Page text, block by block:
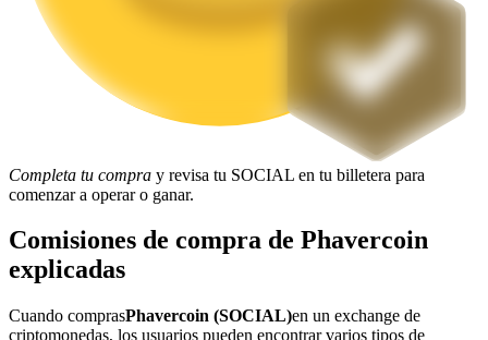
Launchpool
Participación flexible para ganar tokens populares
Bloqueos BTR
Inversiones exclusivas para titulares de BTR
Completa tu compra y revisa tu SOCIAL en tu billetera para
comenzar a operar o ganar.
Comisiones de compra de Phavercoin
explicadas
Cuando comprasPhavercoin (SOCIAL)en un exchange de
criptomonedas, los usuarios pueden encontrar varios tipos de